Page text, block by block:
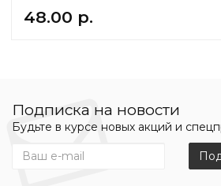
48.00 р.
Подписка на новости
Будьте в курсе новых акций и